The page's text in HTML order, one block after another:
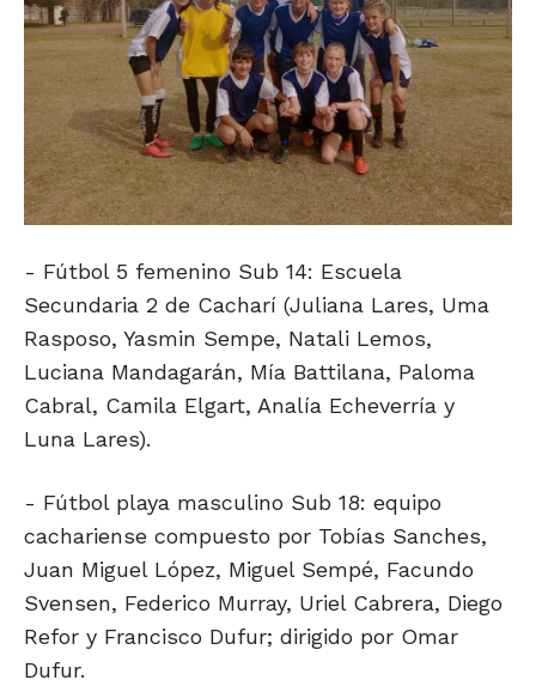
- Fútbol 5 femenino Sub 14: Escuela
Secundaria 2 de Cacharí (Juliana Lares, Uma
Rasposo, Yasmin Sempe, Natali Lemos,
Luciana Mandagarán, Mía Battilana, Paloma
Cabral, Camila Elgart, Analía Echeverría y
Luna Lares).
- Fútbol playa masculino Sub 18: equipo
cachariense compuesto por Tobías Sanches,
Juan Miguel López, Miguel Sempé, Facundo
Svensen, Federico Murray, Uriel Cabrera, Diego
Refor y Francisco Dufur; dirigido por Omar
Dufur.